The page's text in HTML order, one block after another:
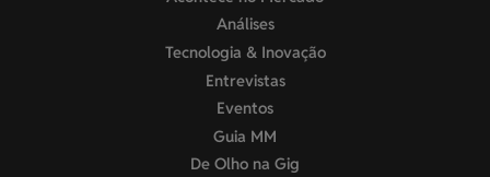
Análises
Tecnologia & Inovação
Entrevistas
Eventos
Guia MM
De Olho na Gig